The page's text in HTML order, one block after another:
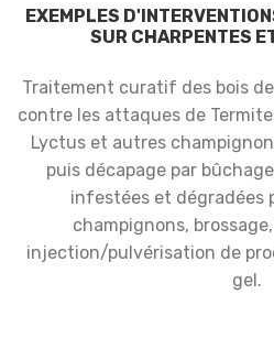
EXEMPLES
SUR CHARPENTES
Traitement curatif des bois
contre les attaques de
Lyctus et autres
puis décapage par
infestées et dégradées
champignons,
injection/pulvérisation de
gel.